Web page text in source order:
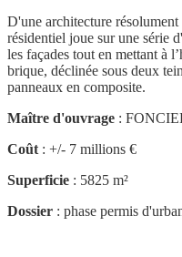
D'une architecture
résidentiel joue sur une série
les façades tout en mettant à
brique, déclinée sous deux
panneaux en composite.
Maître d'ouvrage :
Coût : +/- 7 millions €
Superficie : 5825 m²
Dossier : phase permis